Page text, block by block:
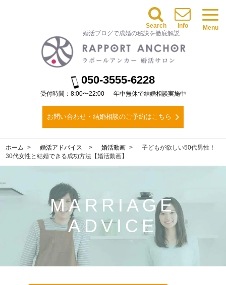
婚活ブログで成婚の秘訣を徹底解説
050-3555-6228
受付時間：8:00〜22:00 年中無休で結婚相談実施中
お問い合わせ・結婚相談のご予約はこちら
Menu
Info
Search
ホーム 婚活アドバイス 婚活動画
子どもが欲しい50代男性！
30代女性と結婚できる成功方法【婚活動画】
MARRIAGE
ADVICE